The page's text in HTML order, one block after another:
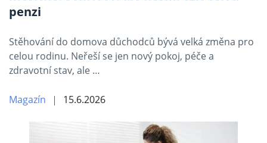
penzi
Stěhování do domova důchodců bývá velká změna pro
celou rodinu. Neřeší se jen nový pokoj, péče a
zdravotní stav, ale …
Magazín 15.6.2026